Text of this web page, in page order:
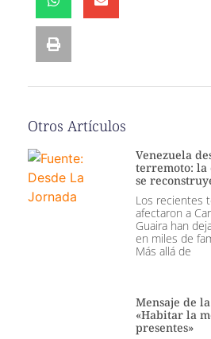
Otros Artículos
Venezuela
terremoto: la
se
Los recientes
afectaron a
Guaira han
en miles de
Más allá de
Mensaje de
«Habitar la
presentes»